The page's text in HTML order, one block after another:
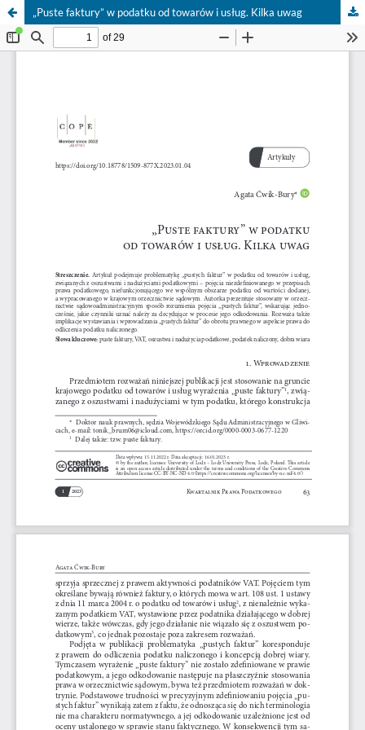
„Puste faktury” w podatku od towarów i usług. Kilka uwag